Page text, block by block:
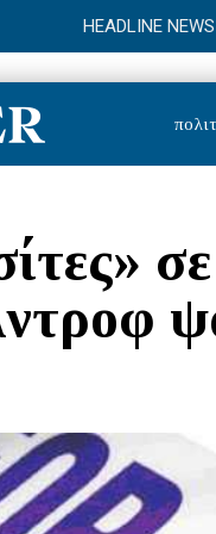
HEADLINE NEWS